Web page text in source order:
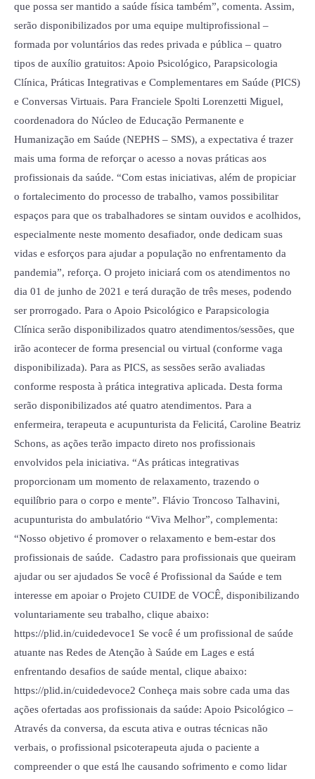
que possa ser mantido a saúde física também”, comenta. Assim,
serão disponibilizados por uma equipe multiprofissional –
formada por voluntários das redes privada e pública – quatro
tipos de auxílio gratuitos: Apoio Psicológico, Parapsicologia
Clínica, Práticas Integrativas e Complementares em Saúde (PICS)
e Conversas Virtuais. Para Franciele Spolti Lorenzetti Miguel,
coordenadora do Núcleo de Educação Permanente e
Humanização em Saúde (NEPHS – SMS), a expectativa é trazer
mais uma forma de reforçar o acesso a novas práticas aos
profissionais da saúde. “Com estas iniciativas, além de propiciar
o fortalecimento do processo de trabalho, vamos possibilitar
espaços para que os trabalhadores se sintam ouvidos e acolhidos,
especialmente neste momento desafiador, onde dedicam suas
vidas e esforços para ajudar a população no enfrentamento da
pandemia”, reforça. O projeto iniciará com os atendimentos no
dia 01 de junho de 2021 e terá duração de três meses, podendo
ser prorrogado. Para o Apoio Psicológico e Parapsicologia
Clínica serão disponibilizados quatro atendimentos/sessões, que
irão acontecer de forma presencial ou virtual (conforme vaga
disponibilizada). Para as PICS, as sessões serão avaliadas
conforme resposta à prática integrativa aplicada. Desta forma
serão disponibilizados até quatro atendimentos. Para a
enfermeira, terapeuta e acupunturista da Felicitá, Caroline Beatriz
Schons, as ações terão impacto direto nos profissionais
envolvidos pela iniciativa. “As práticas integrativas
proporcionam um momento de relaxamento, trazendo o
equilíbrio para o corpo e mente”. Flávio Troncoso Talhavini,
acupunturista do ambulatório “Viva Melhor”, complementa:
“Nosso objetivo é promover o relaxamento e bem-estar dos
profissionais de saúde. Cadastro para profissionais que queiram
ajudar ou ser ajudados Se você é Profissional da Saúde e tem
interesse em apoiar o Projeto CUIDE de VOCÊ, disponibilizando
voluntariamente seu trabalho, clique abaixo:
https://plid.in/cuidedevoce1 Se você é um profissional de saúde
atuante nas Redes de Atenção à Saúde em Lages e está
enfrentando desafios de saúde mental, clique abaixo:
https://plid.in/cuidedevoce2 Conheça mais sobre cada uma das
ações ofertadas aos profissionais da saúde: Apoio Psicológico –
Através da conversa, da escuta ativa e outras técnicas não
verbais, o profissional psicoterapeuta ajuda o paciente a
compreender o que está lhe causando sofrimento e como lidar